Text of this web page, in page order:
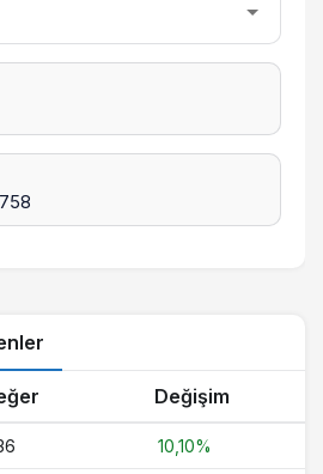
Değişim
10,10%